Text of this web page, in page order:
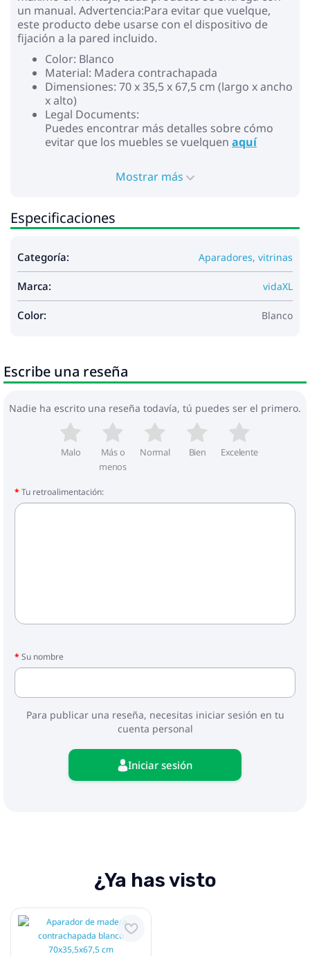
un manual. Advertencia:Para evitar que vuelque,
este producto debe usarse con el dispositivo de
fijación a la pared incluido.
Color: Blanco
Material: Madera contrachapada
Dimensiones: 70 x 35,5 x 67,5 cm (largo x ancho
x alto)
Legal Documents:
Puedes encontrar más detalles sobre cómo
evitar que los muebles se vuelquen aquí
Mostrar más
Especificaciones
Categoría: Aparadores, vitrinas
Marca: vidaXL
Color: Blanco
Escribe una reseña
Nadie ha escrito una reseña todavía, tú puedes ser el primero.
Malo
Más o
menos
Normal Bien Excelente
Tu retroalimentación:
Su nombre
Para publicar una reseña, necesitas iniciar sesión en tu
cuenta personal
Iniciar sesión
¿Ya has visto